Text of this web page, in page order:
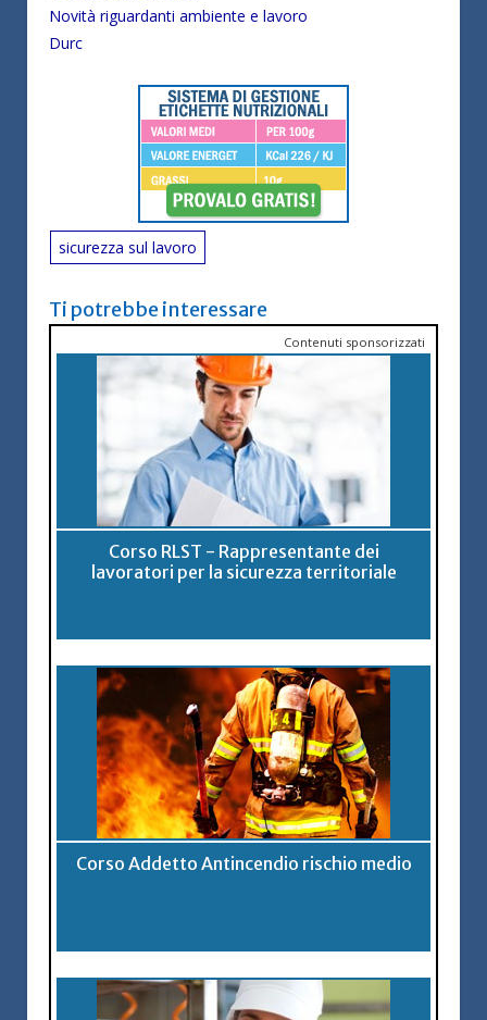
Novità riguardanti ambiente e lavoro
Durc
sicurezza sul lavoro
Ti potrebbe interessare
Contenuti sponsorizzati
Corso RLST - Rappresentante dei
lavoratori per la sicurezza territoriale
Corso Addetto Antincendio rischio medio